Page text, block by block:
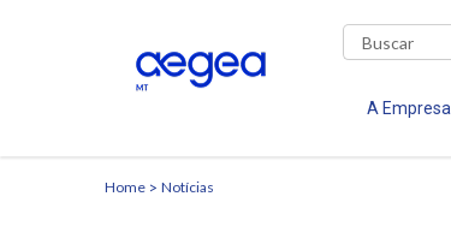
A Empresa
Home Notícias